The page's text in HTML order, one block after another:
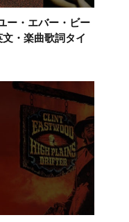
ー・エバー・ビー
・楽曲歌詞タイ